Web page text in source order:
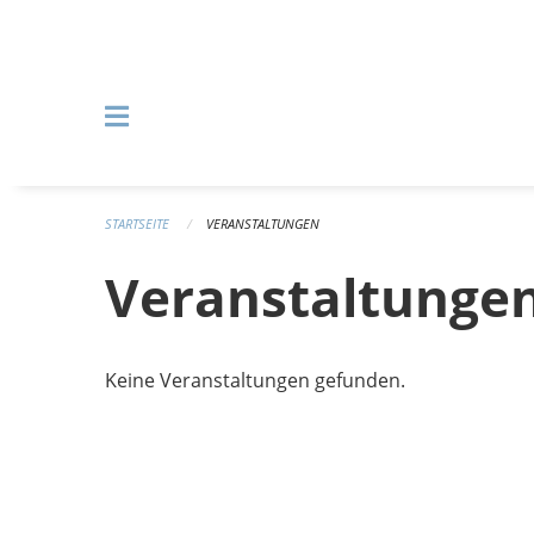
STARTSEITE VERANSTALTUNGEN
Keine Veranstaltungen gefunden.